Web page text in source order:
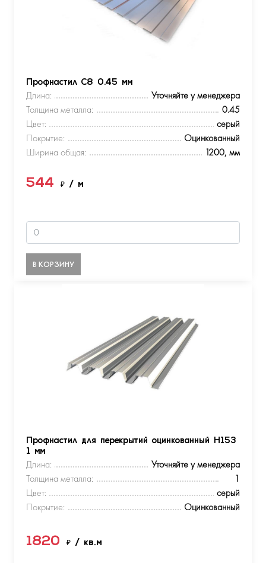
Профнастил С8 0.45 мм
Длина:
Уточняйте у менеджера
Толщина металла:
0.45
Цвет:
серый
Покрытие:
Оцинкованный
Ширина общая:
1200, мм
544 ₽ / м
В КОРЗИНУ
Профнастил для перекрытий оцинкованный Н153
1 мм
Длина:
Уточняйте у менеджера
Толщина металла:
1
Цвет:
серый
Покрытие:
Оцинкованный
1820 ₽ / кв.м